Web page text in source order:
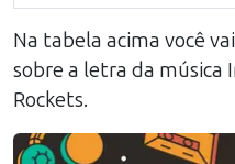
Na tabela acima você
sobre a letra da música
Rockets.